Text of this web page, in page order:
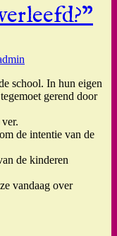
school. In hun eigen
gerend door
de intentie van de
de kinderen
vandaag over